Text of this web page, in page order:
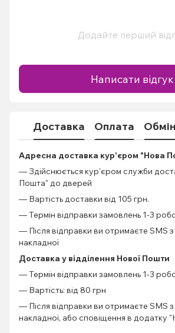
Додайте перший
Написати відгук
Доставка Оплата
Адресна доставка кур'єром "Нова
— Здійснюється кур'єром служби
Пошта" до дверей
— Вартість доставки від 105 грн.
— Термін відправки замовлень 1-3
— Після відправки ви отримаєте SMS
накладної
Доставка у відділення Нової Пошти
— Термін відправки замовлень 1-3
— Вартість: від 80 грн
— Після відправки ви отримаєте SMS
накладної, або сповіщення в додатку